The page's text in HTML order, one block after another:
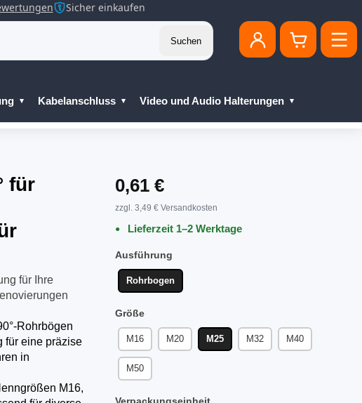
Sicher einkaufen
Suchen
Kabelanschluss Video und Audio Halterungen
für
für Ihre
Rohrbögen
für eine präzise
in
M16,
0,61 €
zzgl. 3,49 € Versandkosten
Lieferzeit 1–2 Werktage
Ausführung
Rohrbogen
Größe
M16 M20 M25 M32 M40
M50